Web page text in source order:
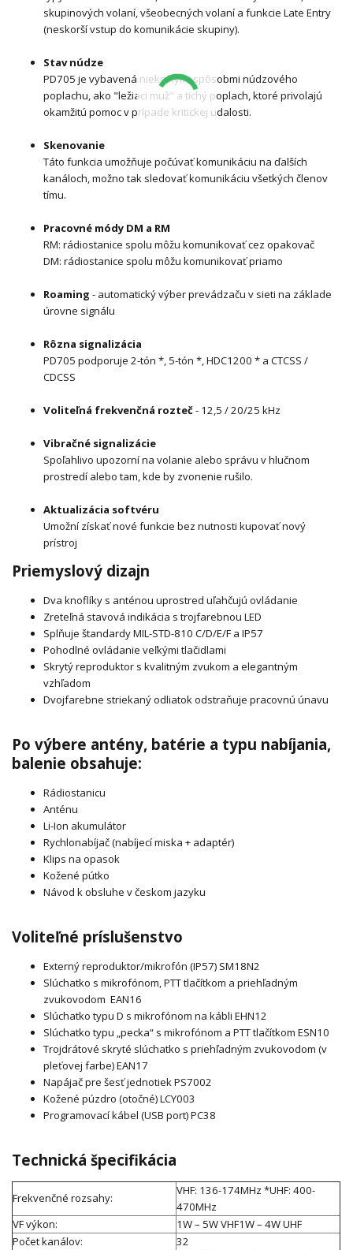
skupinových volaní, všeobecných volaní a funkcie Late Entry
(neskorší vstup do komunikácie skupiny).
Stav núdze
PD705 je vybavená niekoľkými spôsobmi núdzového
poplachu, ako "ležiaci muž" a tichý poplach, ktoré privolajú
okamžitú pomoc v prípade kritickej udalosti.
Skenovanie
Táto funkcia umožňuje počúvať komunikáciu na ďalších
kanáloch, možno tak sledovať komunikáciu všetkých členov
tímu.
Pracovné módy DM a RM
RM: rádiostanice spolu môžu komunikovať cez opakovač
DM: rádiostanice spolu môžu komunikovať priamo
Roaming - automatický výber prevádzaču v sieti na základe
úrovne signálu
Rôzna signalizácia
PD705 podporuje 2-tón *, 5-tón *, HDC1200 * a CTCSS /
CDCSS
Voliteľná frekvenčná rozteč- 12,5 / 20/25 kHz
Vibračné signalizácie
Spoľahlivo upozorní na volanie alebo správu v hlučnom
prostredí alebo tam, kde by zvonenie rušilo.
Aktualizácia softvéru
Umožní získať nové funkcie bez nutnosti kupovať nový
prístroj
Priemyslový dizajn
Dva knoflíky s anténou uprostred uľahčujú ovládanie
Zreteľná stavová indikácia s trojfarebnou LED
Splňuje štandardy MIL-STD-810 C/D/E/F a IP57
Pohodlné ovládanie veľkými tlačidlami
Skrytý reproduktor s kvalitným zvukom a elegantným
vzhľadom
Dvojfarebne striekaný odliatok odstraňuje pracovnú únavu
Po výbere antény, batérie a typu nabíjania,
balenie obsahuje:
Rádiostanicu
Anténu
Li-Ion akumulátor
Rychlonabíjač (nabíjecí miska + adaptér)
Klips na opasok
Kožené pútko
Návod k obsluhe v českom jazyku
Voliteľné príslušenstvo
Externý reproduktor/mikrofón (IP57) SM18N2
Slúchatko s mikrofónom, PTT tlačítkom a priehľadným
zvukovodom EAN16
Slúchatko typu D s mikrofónom na kábli EHN12
Slúchatko typu „pecka“ s mikrofónom a PTT tlačítkom ESN10
Trojdrátové skryté slúchatko s priehľadným zvukovodom (v
pleťovej farbe) EAN17
Napájač pre šesť jednotiek PS7002
Kožené púzdro (otočné) LCY003
Programovací kábel (USB port) PC38
Technická špecifikácia
Frekvenčné rozsahy:
VHF: 136-174MHz *UHF: 400-
470MHz
VF výkon:
1W – 5W VHF1W – 4W UHF
Počet kanálov:
32